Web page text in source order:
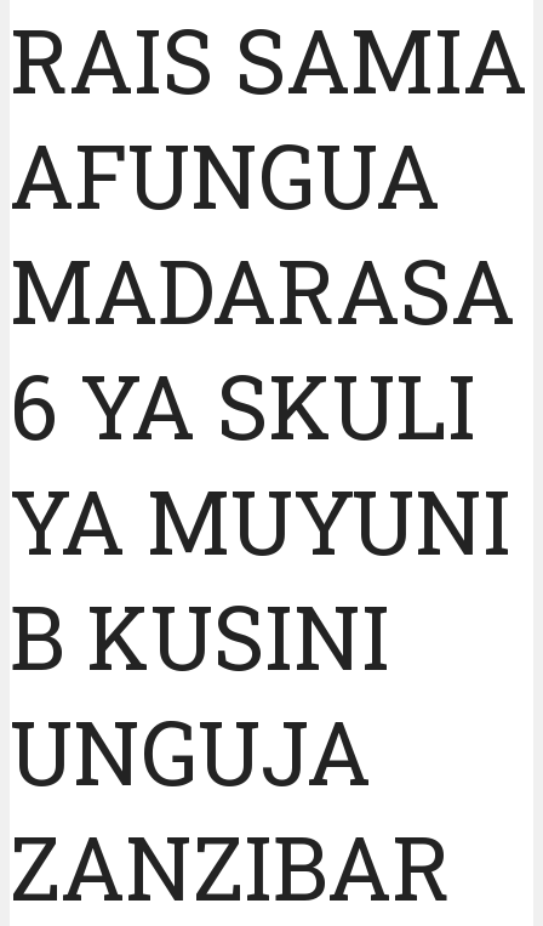
RAIS SAMIA
AFUNGUA
MADARASA
6 YA SKULI
YA MUYUNI
B KUSINI
UNGUJA
ZANZIBAR